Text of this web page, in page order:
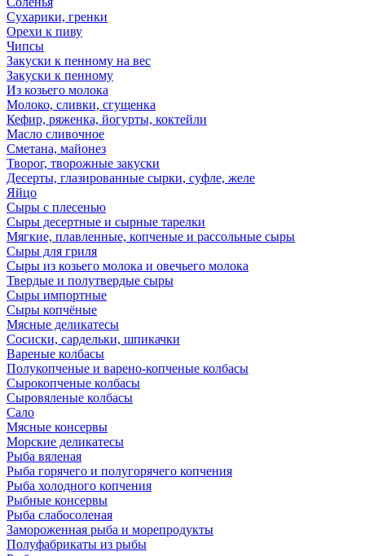
Сухарики, гренки
Орехи к пиву
Чипсы
Закуски к пенному на вес
Закуски к пенному
Из козьего молока
Молоко, сливки, сгущенка
Кефир, ряженка, йогурты, коктейли
Масло сливочное
Сметана, майонез
Творог, творожные закуски
Десерты, глазированные сырки, суфле, желе
Яйцо
Сыры с плесенью
Сыры десертные и сырные тарелки
Мягкие, плавленные, копченые и рассольные сыры
Сыры для гриля
Сыры из козьего молока и овечьего молока
Твердые и полутвердые сыры
Сыры импортные
Сыры копчёные
Мясные деликатесы
Сосиски, сардельки, шпикачки
Вареные колбасы
Полукопченые и варено-копченые колбасы
Сырокопченые колбасы
Сыровяленые колбасы
Сало
Мясные консервы
Морские деликатесы
Рыба вяленая
Рыба горячего и полугорячего копчения
Рыба холодного копчения
Рыбные консервы
Рыба слабосоленая
Замороженная рыба и морепродукты
Полуфабрикаты из рыбы